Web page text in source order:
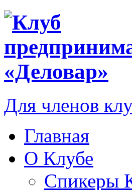
Для членов
Главная
О Клубе
Спикеры